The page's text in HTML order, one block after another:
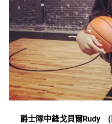
爵士隊中鋒戈貝爾Rudy (